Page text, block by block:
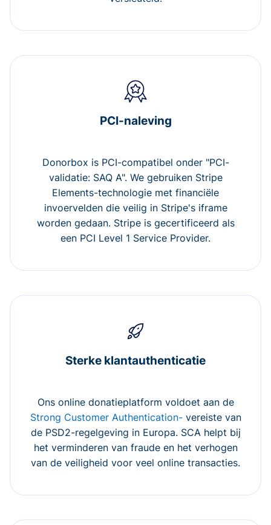
PCI-naleving
Donorbox is PCI-compatibel onder "PCI-
validatie: SAQ A". We gebruiken Stripe
Elements-technologie met financiële
invoervelden die veilig in Stripe's iframe
worden gedaan. Stripe is gecertificeerd als
een PCI Level 1 Service Provider.
Sterke klantauthenticatie
Ons online donatieplatform voldoet aan de
Strong Customer Authentication-vereiste van
de PSD2-regelgeving in Europa. SCA helpt bij
het verminderen van fraude en het verhogen
van de veiligheid voor veel online transacties.